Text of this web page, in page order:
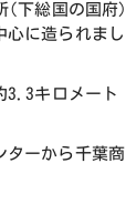
(下総国の国府)
心に造られまし
3.3キロメート
ターから千葉商